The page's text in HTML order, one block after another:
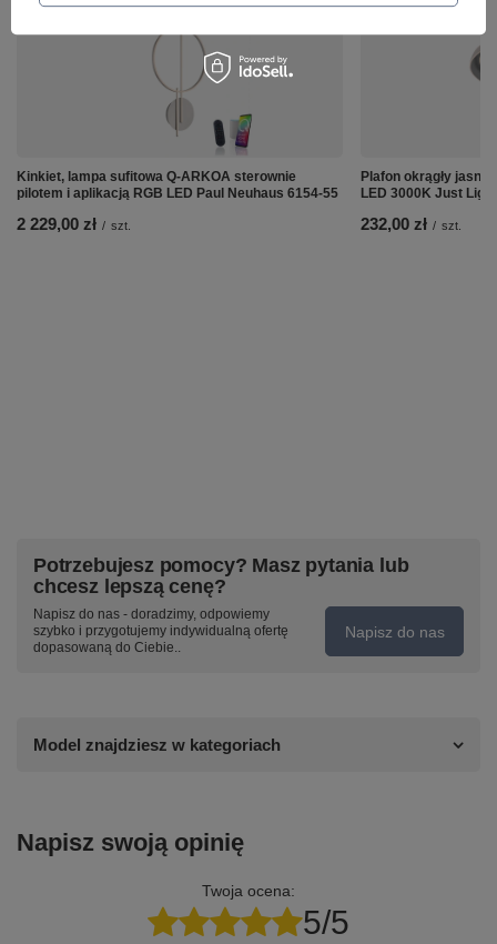
Kinkiet, lampa sufitowa Q-ARKOA sterownie
pilotem i aplikacją RGB LED Paul Neuhaus 6154-55
2 229,00 zł / szt.
Plafon okrągły
LED 3000K Just
232,00 zł / szt.
Potrzebujesz pomocy? Masz pytania lub
chcesz lepszą cenę?
Napisz do nas - doradzimy, odpowiemy
szybko i przygotujemy indywidualną ofertę
dopasowaną do Ciebie..
Napisz do nas
Model znajdziesz w kategoriach
Napisz swoją opinię
Twoja ocena:
5/5